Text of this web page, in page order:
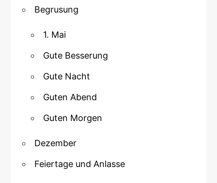
Begrusung
1. Mai
Gute Besserung
Gute Nacht
Guten Abend
Guten Morgen
Dezember
Feiertage und Anlasse